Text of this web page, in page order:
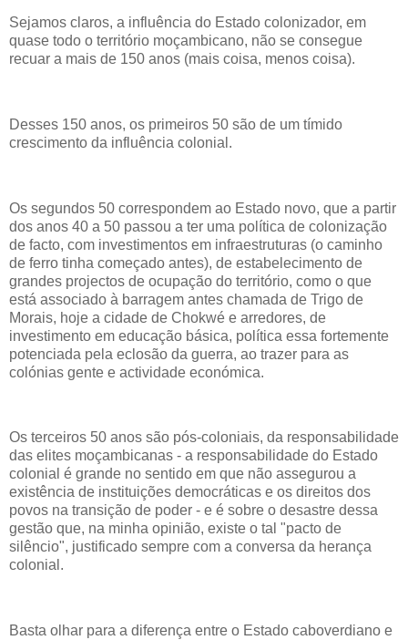
Sejamos claros, a influência do Estado colonizador, em
quase todo o território moçambicano, não se consegue
recuar a mais de 150 anos (mais coisa, menos coisa).
Desses 150 anos, os primeiros 50 são de um tímido
crescimento da influência colonial.
Os segundos 50 correspondem ao Estado novo, que a partir
dos anos 40 a 50 passou a ter uma política de colonização
de facto, com investimentos em infraestruturas (o caminho
de ferro tinha começado antes), de estabelecimento de
grandes projectos de ocupação do território, como o que
está associado à barragem antes chamada de Trigo de
Morais, hoje a cidade de Chokwé e arredores, de
investimento em educação básica, política essa fortemente
potenciada pela eclosão da guerra, ao trazer para as
colónias gente e actividade económica.
Os terceiros 50 anos são pós-coloniais, da responsabilidade
das elites moçambicanas - a responsabilidade do Estado
colonial é grande no sentido em que não assegurou a
existência de instituições democráticas e os direitos dos
povos na transição de poder - e é sobre o desastre dessa
gestão que, na minha opinião, existe o tal "pacto de
silêncio", justificado sempre com a conversa da herança
colonial.
Basta olhar para a diferença entre o Estado caboverdiano e